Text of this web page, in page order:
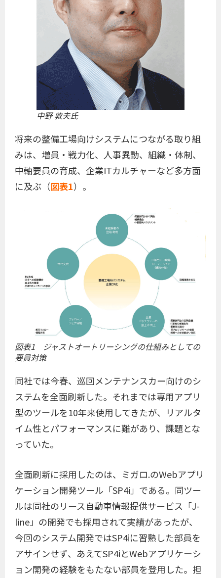
中野 敦夫氏
将来の整備工場向けシステムにつながる取り組
みは、増員・戦力化、人事異動、組織・体制、
中軸要員の育成、企業ITカルチャーなど多方面
に及ぶ（図表1）。
図表1 ジャストオートリーシングの仕組みとしての
要員対策
同社では今春、巡回メンテナンスカー向けのシ
ステムを全面刷新した。それまでは専用アプリ
型のツールを10年来使用してきたが、リアルタ
イム性とパフォーマンスに難があり、課題とな
っていた。
全面刷新に採用したのは、ミガロ.のWebアプリ
ケーション開発ツール「SP4i」である。同ツー
ルは同社のリース自動車情報提供サービス「J-
line」の開発でも採用されて実績があったが、
今回のシステム開発ではSP4iに習熟した部員を
アサインせず、あえてSP4iとWebアプリケーシ
ョン開発の経験をもたない部員を登用した。担